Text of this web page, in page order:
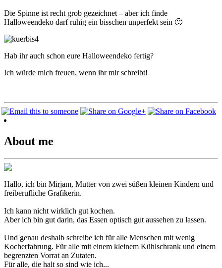
Die Spinne ist recht grob gezeichnet – aber ich finde
Halloweendeko darf ruhig ein bisschen unperfekt sein 🙂
Hab ihr auch schon eure Halloweendeko fertig?
Ich würde mich freuen, wenn ihr mir schreibt!
About me
Hallo, ich bin Mirjam, Mutter von zwei süßen kleinen Kindern und
freiberufliche Grafikerin.
Ich kann nicht wirklich gut kochen.
Aber ich bin gut darin, das Essen optisch gut aussehen zu lassen.
Und genau deshalb schreibe ich für alle Menschen mit wenig
Kocherfahrung. Für alle mit einem kleinem Kühlschrank und einem
begrenzten Vorrat an Zutaten.
Für alle, die halt so sind wie ich...